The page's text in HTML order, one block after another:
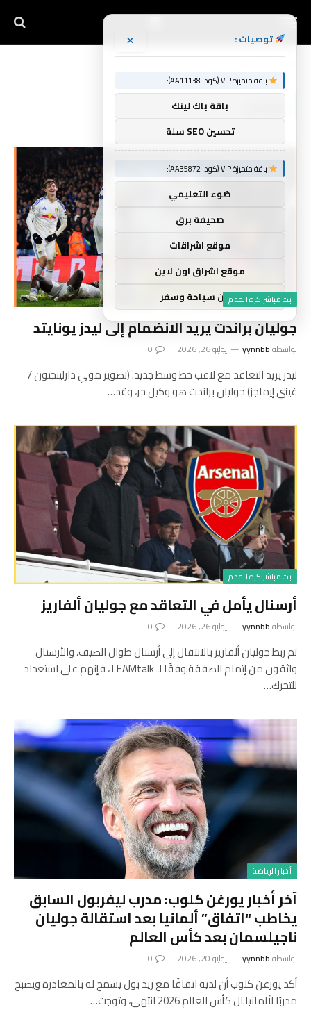
بث مباشر كرة القدم
جوليان براندت يريد الانضمام إلى ليدز يونايتد
بواسطةyynnbb يوليو 26, 2026 0
ليدز يريد التعاقد مع لاعب خط وسط جديد. (تصوير مولي دارلينجتون /
غيتي إيماجز) جوليان براندت هو وكيل حر، وقد…
بث مباشر كرة القدم
أرسنال يأمل في التعاقد مع جوليان ألفاريز
بواسطةyynnbb يوليو 26, 2026 0
تم ربط جوليان ألفاريز بالانتقال إلى أرسنال طوال الصيف، والأرسنال
واثقون من إتمام الصفقة.وفقًا لـ TEAMtalk، فإنهم على استعداد
للتحرك…
أخبار الرياضة
آخر أخبار يورغن كلوب: مدرب ليفربول السابق
يخاطب “اتفاق” ألمانيا بعد استقالة جوليان
ناجيلسمان بعد كأس العالم
بواسطةyynnbb يوليو 20, 2026 0
أكد يورغن كلوب أن لديه اتفاقًا مع ريد بول يسمح له بالمغادرة ويصبح
مدربًا لألمانيا.ال كأس العالم 2026 انتهى، وتوجت…
توصيات : ×
باقة متميزة VIP (كود: AA11138):
باقة باك لينك
تحسين SEO سلة
باقة متميزة VIP (كود: AA35872):
ضوء التعليمي
صحيفة برق
موقع اشراقات
موقع اشراق اون لاين
اركان سياحة وسفر